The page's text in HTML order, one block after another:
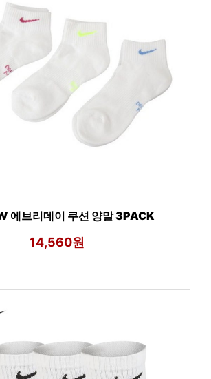
에브리데이 쿠션 양말 3PACK
14,560원